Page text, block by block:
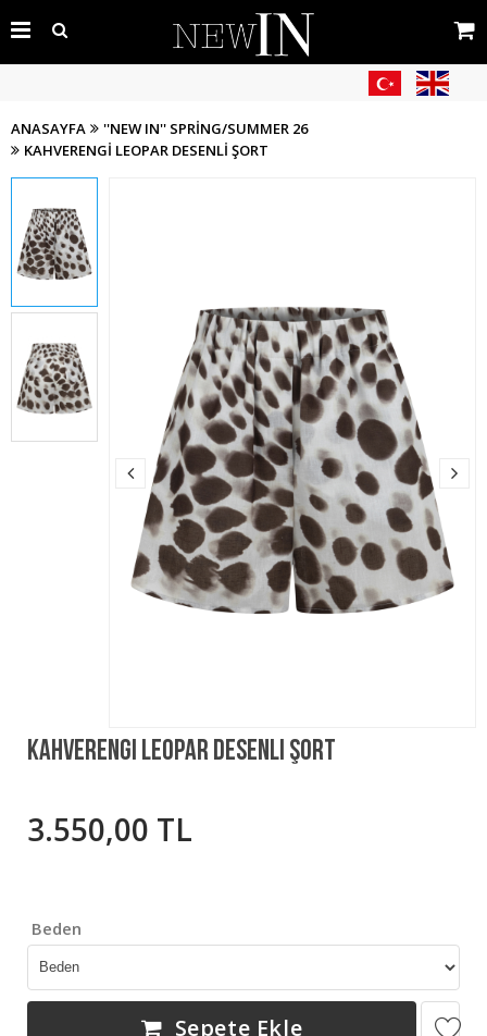
ANASAYFA
''NEW IN'' SPRING/SUMMER 26
KAHVERENGI LEOPAR DESENLI ŞORT
Kahverengi Leopar Desenli Şort
3.550,00 TL
Beden
Sepete Ekle